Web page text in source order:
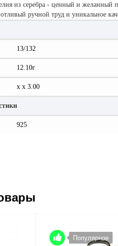
из серебра - ценный и желанный
ручной труд и уникальное
13/132
12.10г
x x 3.00
925
Популярное